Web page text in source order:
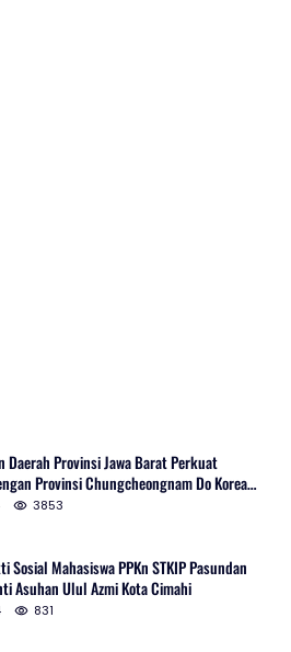
Daerah Provinsi Jawa Barat Perkuat
Provinsi Chungcheongnam Do Korea
3853
Sosial Mahasiswa PPKn STKIP Pasundan
Asuhan Ulul Azmi Kota Cimahi
831